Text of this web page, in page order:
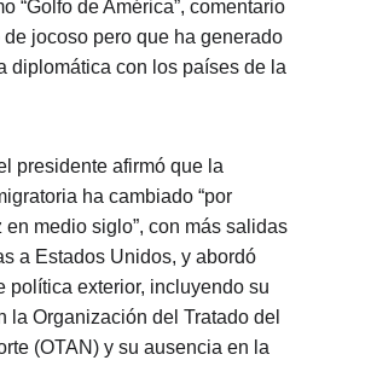
“Golfo de América”, comentario
jocoso pero que ha generado
diplomática con los países de la
presidente afirmó que la
ha cambiado “por
en medio siglo”, con más salidas
a Estados Unidos, y abordó
política exterior, incluyendo su
la Organización del Tratado del
(OTAN) y su ausencia en la